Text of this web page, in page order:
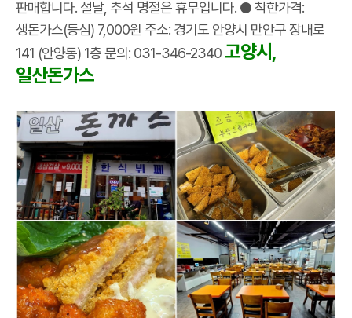
판매합니다. 설날, 추석 명절은 휴무입니다. ● 착한가격:
생돈가스(등심) 7,000원 주소: 경기도 안양시 만안구 장내로
141 (안양동) 1층 문의: 031-346-2340고양시,
일산돈가스